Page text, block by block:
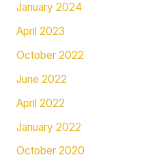
January 2024
April 2023
October 2022
June 2022
April 2022
January 2022
October 2020